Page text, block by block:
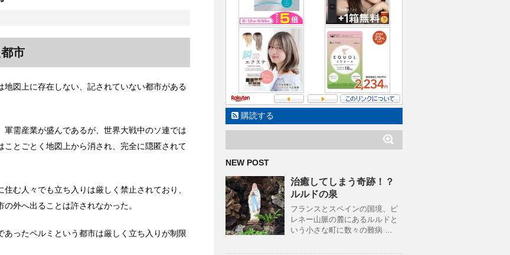
市
図上に存在しない、記されていない都市がある
需産業が盛んであるが、世界大戦中のソ連では
ことごとく地図上から消され、完全に隠匿されて
む人々でも立ち入りは厳しく禁止されており、
外へ出ることは許されなかった。
ったペルミという都市は厳しく立ち入りが制限
購読する
NEW POST
治癒してしまう奇跡！？
ルルドの泉
フランスとスペインの国境、ピ
レネー山脈の麓にあるルルドと
いう小さな町に数々の難病 …